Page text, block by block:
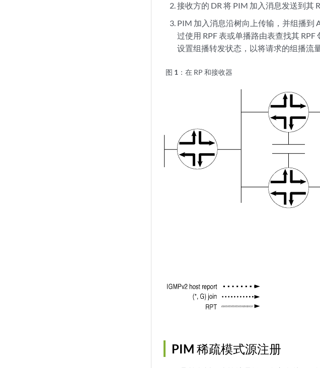
接收方的 DR 将 PIM 加入消息发送到其
PIM 加入消息沿树向上传输，并组播到
过使用 RPF 表或单播路由表查找其
设置组播转发状态，以将请求的组播流
图 1： 在 RP 和接收器
PIM 稀疏模式源注册